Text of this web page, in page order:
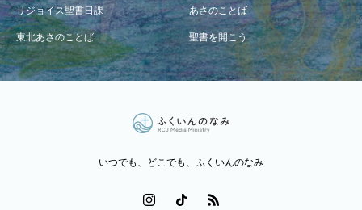
リジョイス聖書日課 あさのことば
東北あさのことば 聖書を開こう
いつでも、どこでも、ふくいんのなみ